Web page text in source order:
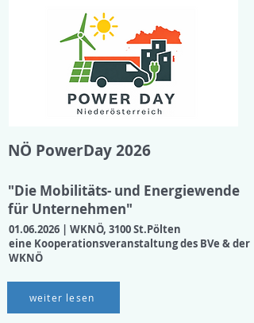
NÖ PowerDay 2026
"Die Mobilitäts- und Energiewende
für Unternehmen"
01.06.2026 | WKNÖ, 3100 St.Pölten
eine Kooperationsveranstaltung des BVe & der
WKNÖ
weiter lesen